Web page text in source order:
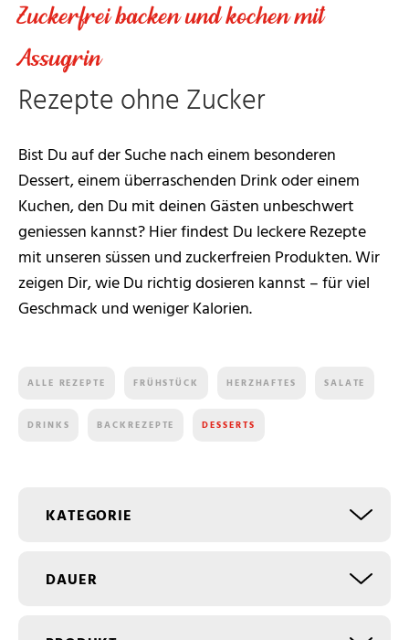
Zuckerfrei backen und kochen mit
Assugrin
Rezepte ohne Zucker
Bist Du auf der Suche nach einem besonderen
Dessert, einem überraschenden Drink oder einem
Kuchen, den Du mit deinen Gästen unbeschwert
geniessen kannst? Hier findest Du leckere Rezepte
mit unseren süssen und zuckerfreien Produkten. Wir
zeigen Dir, wie Du richtig dosieren kannst – für viel
Geschmack und weniger Kalorien.
ALLE REZEPTE FRÜHSTÜCK HERZHAFTES SALATE
DRINKS BACKREZEPTE DESSERTS